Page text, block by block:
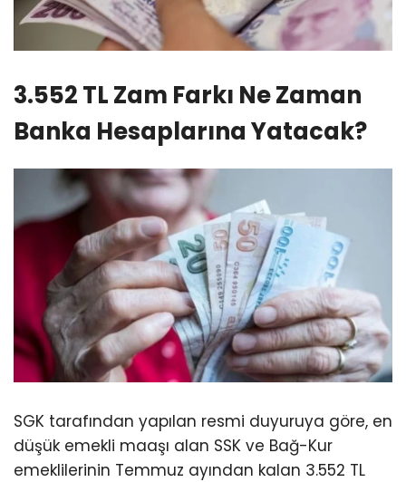
3.552 TL Zam Farkı Ne Zaman
Banka Hesaplarına Yatacak?
SGK tarafından yapılan resmi duyuruya göre, en
düşük emekli maaşı alan SSK ve Bağ-Kur
emeklilerinin Temmuz ayından kalan 3.552 TL